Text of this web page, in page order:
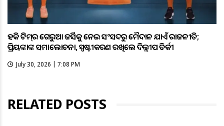
ହକି ଟିମ୍‌ର ଗେରୁଆ ଜର୍ସିକୁ ନେଇ ସଂସଦରୁ ମୈଦାନ ଯାଏଁ ରାଜନୀତି;
ପ୍ରିୟଙ୍କାଙ୍କ ସମାଲୋଚନା, ସ୍ପଷ୍ଟୀକରଣ ରଖିଲେ ଦିଲ୍ଲୀପ ତିର୍କୀ
July 30, 2026 | 7:08 PM
RELATED POSTS